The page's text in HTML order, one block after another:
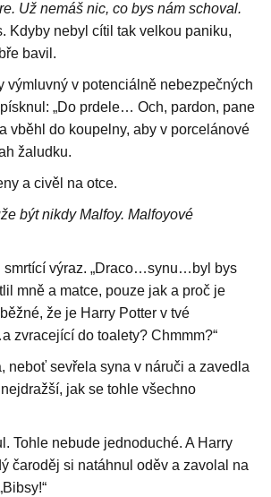
Už nemáš nic, co bys nám schoval.
Kdyby nebyl cítil tak velkou paniku,
bavil.
výmluvný v potenciálně nebezpečných
„Do prdele… Och, pardon, pane
vběhl do koupelny, aby v porcelánové
žaludku.
a civěl na otce.
být nikdy Malfoy. Malfoyové
smrtící výraz. „Draco…synu…byl bys
mně a matce, pouze jak a proč je
že je Harry Potter v tvé
zvracející do toalety? Chmmm?“
neboť sevřela syna v náruči a zavedla
jak se tohle všechno
Tohle nebude jednoduché. A Harry
čaroděj si natáhnul oděv a zavolal na